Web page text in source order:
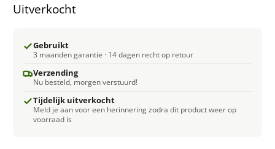
Uitverkocht
Gebruikt
3 maanden garantie · 14 dagen recht op retour
Verzending
Nu besteld, morgen verstuurd!
Tijdelijk uitverkocht
Meld je aan voor een herinnering zodra dit product weer op
voorraad is